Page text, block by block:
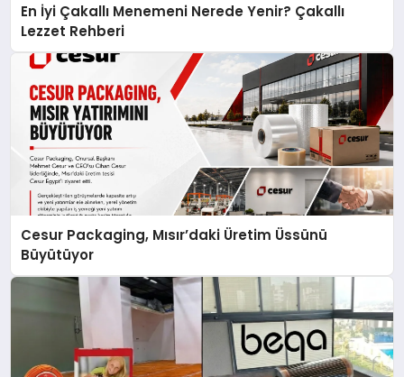
En İyi Çakallı Menemeni Nerede Yenir? Çakallı
Lezzet Rehberi
Cesur Packaging, Mısır’daki Üretim Üssünü
Büyütüyor